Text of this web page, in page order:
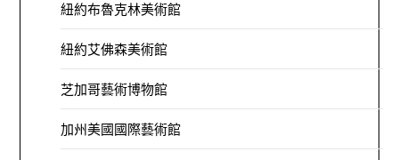
紐約布魯克林美術館
紐約艾佛森美術館
芝加哥藝術博物館
加州美國國際藝術館